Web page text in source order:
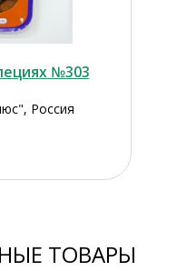
№303
Россия
ТОВАРЫ